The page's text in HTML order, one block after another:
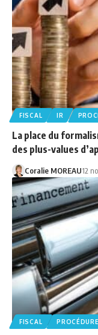
FISCAL IR
La place du
des plus-values
Coralie MOREAU12
FISCAL